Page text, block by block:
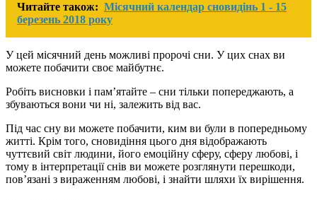
Читайте також: Місячний календар сновидінь 1 - 15
березень 2018 року
У цей місячний день можливі пророчі сни. У цих снах ви
можете побачити своє майбутнє.
Робіть висновки і пам’ятайте – сни тільки попереджають, а
збуваються вони чи ні, залежить від вас.
Під час сну ви можете побачити, ким ви були в попередньому
житті. Крім того, сновидіння цього дня відображають
чуттєвий світ людини, його емоційну сферу, сферу любові, і
тому в інтерпретації снів ви можете розглянути перешкоди,
пов’язані з вираженням любові, і знайти шляхи їх вирішення.